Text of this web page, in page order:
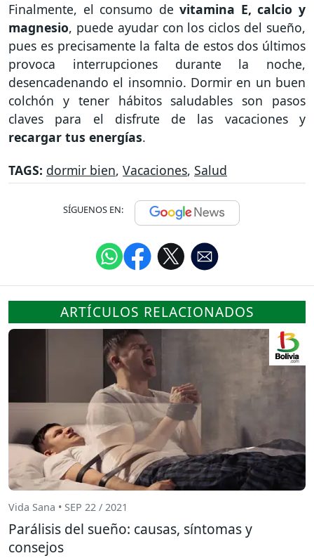
Finalmente, el consumo de vitamina E, calcio y
magnesio, puede ayudar con los ciclos del sueño,
pues es precisamente la falta de estos dos últimos
provoca interrupciones durante la noche,
desencadenando el insomnio. Dormir en un buen
colchón y tener hábitos saludables son pasos
claves para el disfrute de las vacaciones y
recargar tus energías.
TAGS: dormir bien, Vacaciones, Salud
SÍGUENOS EN:
ARTÍCULOS RELACIONADOS
Vida Sana • SEP 22 / 2021
Parálisis del sueño: causas, síntomas y
consejos